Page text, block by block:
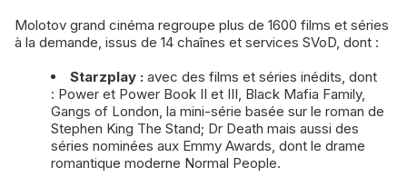
Molotov grand cinéma regroupe plus de 1600 films et séries
à la demande, issus de 14 chaînes et services SVoD, dont :
Starzplay : avec des films et séries inédits, dont
: Power et Power Book II et III, Black Mafia Family,
Gangs of London, la mini-série basée sur le roman de
Stephen King The Stand; Dr Death mais aussi des
séries nominées aux Emmy Awards, dont le drame
romantique moderne Normal People.